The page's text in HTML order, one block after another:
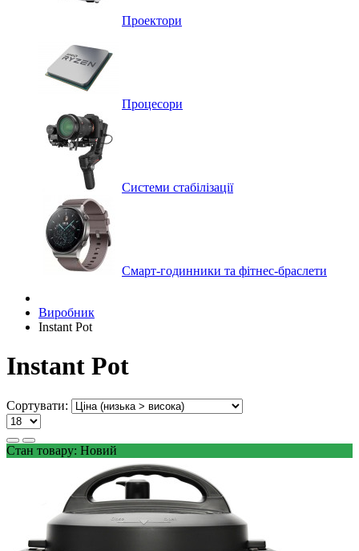
Проектори
Процесори
Системи стабілізації
Смарт-годинники та фітнес-браслети
Виробник
Instant Pot
Instant Pot
Сортувати:
Стан товару: Новий